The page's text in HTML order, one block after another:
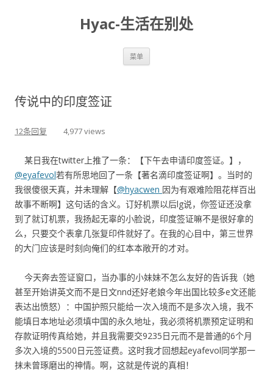
Hyac-生活在别处
菜单
传说中的印度签证
12条回复 4,977 views
某日我在twitter上推了一条：【下午去申请印度签证。】，
@eyafevol若有所思地回了一条【著名滴印度签证啊】。当时的
我很傻很天真，并未理解【@hyacwen 因为有艰难险阻花样百出
故事不断啊】这句话的含义。订好机票以后lg说，你签证还没拿
到了就订机票，我扬起无辜的小脸说，印度签证嘛不是很好拿的
么，只要交个表拿几张复印件就好了。在我的心目中，第三世界
的大门应该是时刻向俺们的红本本敞开的才对。
今天奔去签证窗口，当办事的小妹妹不怎么友好的告诉我（她
甚至开始讲英文而不是日文nnd还好老娘今年出国比较多e文还能
表达出愤怒）：中国护照只能给一次入境而不是多次入境，我不
能填日本地址必须填中国的永久地址，我必须将机票预定证明和
存款证明传真给她，并且我需要交9235日元而不是普通的6个月
多次入境的5500日元签证费。这时我才回想起eyafevol同学那一
抹未曾琢磨出的神情。啊，这就是传说的真相！